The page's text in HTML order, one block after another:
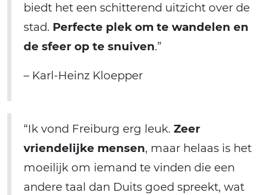
biedt het een schitterend uitzicht over de
stad. Perfecte plek om te wandelen en
de sfeer op te snuiven.”
– Karl-Heinz Kloepper
“Ik vond Freiburg erg leuk. Zeer
vriendelijke mensen, maar helaas is het
moeilijk om iemand te vinden die een
andere taal dan Duits goed spreekt, wat